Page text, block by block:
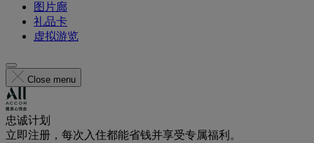
图片廊
礼品卡
虚拟游览
Close menu
忠诚计划
立即注册，每次入住都能省钱并享受专属福利。